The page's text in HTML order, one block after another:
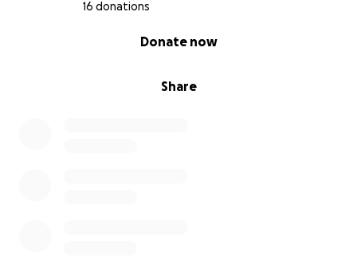
16 donations
Share
Donate now